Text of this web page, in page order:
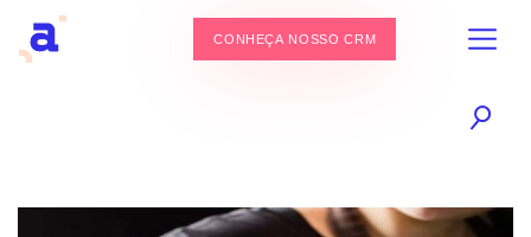
CONHEÇA NOSSO CRM